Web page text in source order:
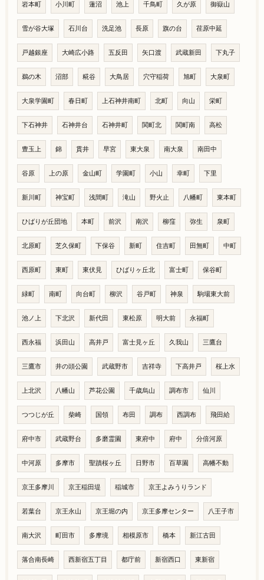
岩本町 小川町 蓮沼 池上 千鳥町 久が原 御嶽山
雪が谷大塚 石川台 洗足池 長原 旗の台 荏原中延
戸越銀座 大崎広小路 五反田 矢口渡 武蔵新田 下丸子
鵜の木 沼部 糀谷 大鳥居 穴守稲荷 旭町 大泉町
大泉学園町 春日町 上石神井南町 北町 向山 栄町
下石神井 石神井台 石神井町 関町北 関町南 高松
豊玉上 錦 貫井 早宮 東大泉 南大泉 南田中
谷原 上の原 金山町 学園町 小山 幸町 下里
新川町 神宝町 浅間町 滝山 野火止 八幡町 東本町
ひばりが丘団地 本町 前沢 南沢 柳窪 弥生 泉町
北原町 芝久保町 下保谷 新町 住吉町 田無町 中町
西原町 東町 東伏見 ひばりヶ丘北 富士町 保谷町
緑町 南町 向台町 柳沢 谷戸町 神泉 駒場東大前
池ノ上 下北沢 新代田 東松原 明大前 永福町
西永福 浜田山 高井戸 富士見ヶ丘 久我山 三鷹台
三鷹市 井の頭公園 武蔵野市 吉祥寺 下高井戸 桜上水
上北沢 八幡山 芦花公園 千歳烏山 調布市 仙川
つつじが丘 柴崎 国領 布田 調布 西調布 飛田給
府中市 武蔵野台 多磨霊園 東府中 府中 分倍河原
中河原 多摩市 聖蹟桜ヶ丘 日野市 百草園 高幡不動
京王多摩川 京王稲田堤 稲城市 京王よみうりランド
若葉台 京王永山 京王堀の内 京王多摩センター 八王子市
南大沢 町田市 多摩境 相模原市 橋本 新江古田
落合南長崎 西新宿五丁目 都庁前 新宿西口 東新宿